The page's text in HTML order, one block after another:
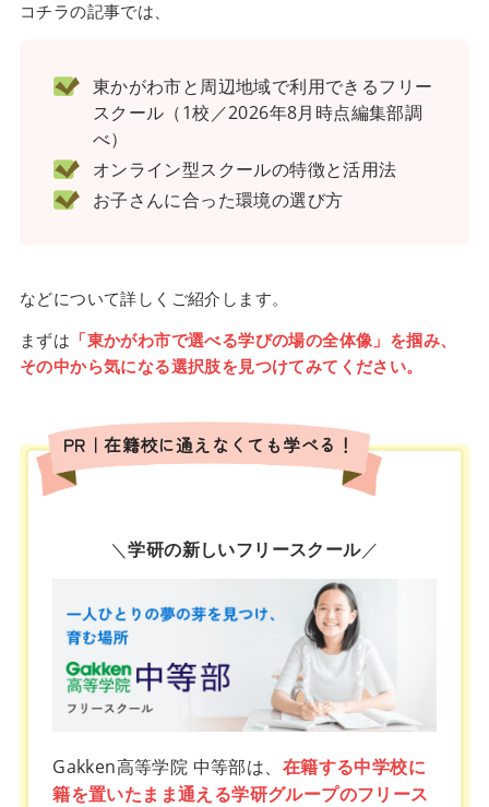
コチラの記事では、
東かがわ市と周辺地域で利用できるフリー
スクール（1校／2026年8月時点編集部調
べ）
オンライン型スクールの特徴と活用法
お子さんに合った環境の選び方
などについて詳しくご紹介します。
まずは 「東かがわ市で選べる学びの場の全体像」を掴み、
その中から気になる選択肢を見つけてみてください。
PR｜在籍校に通えなくても学べる！
＼学研の新しいフリースクール／
Gakken高等学院 中等部は、 在籍する中学校に
籍を置いたまま通える学研グループのフリース